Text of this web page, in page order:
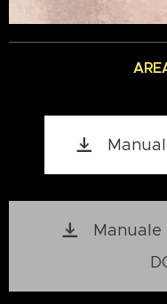
Manuale